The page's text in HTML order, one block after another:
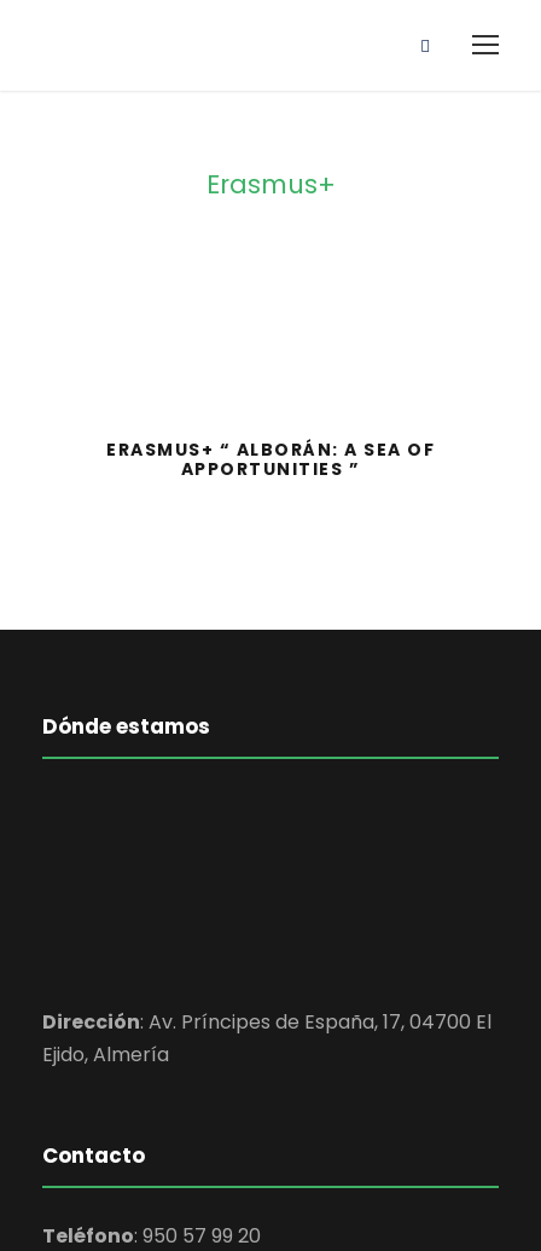
Erasmus+
ERASMUS+ “ ALBORÁN: A SEA OF
APPORTUNITIES ”
Dónde estamos
Dirección: Av. Príncipes de España, 17, 04700 El
Ejido,Almería
Contacto
Teléfono: 950 57 99 20